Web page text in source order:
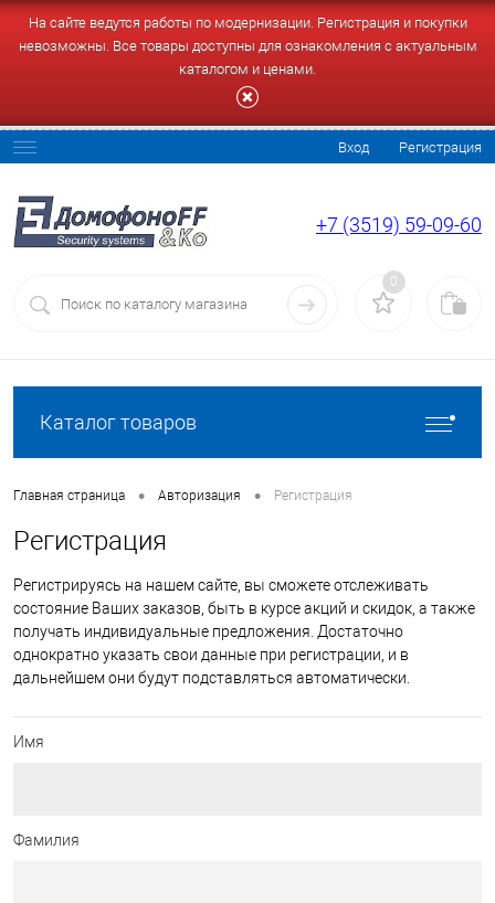
На сайте ведутся работы по модернизации. Регистрация и покупки
невозможны. Все товары доступны для ознакомления с актуальным
каталогом и ценами.
Вход Регистрация
+7 (3519) 59-09-60
0
Каталог товаров
Главная страница • Авторизация • Регистрация
Регистрация
Регистрируясь на нашем сайте, вы сможете отслеживать
состояние Ваших заказов, быть в курсе акций и скидок, а также
получать индивидуальные предложения. Достаточно
однократно указать свои данные при регистрации, и в
дальнейшем они будут подставляться автоматически.
Имя
Фамилия